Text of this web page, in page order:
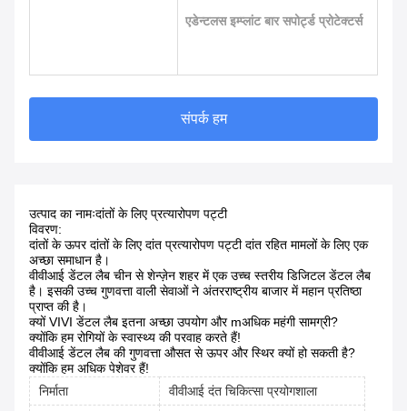
एडेन्टलस इम्प्लांट बार सपोर्ट्ड प्रोटेक्टर्स
संपर्क हम
उत्पाद का नामःदांतों के लिए प्रत्यारोपण पट्टी
विवरण:
दांतों के ऊपर दांतों के लिए दांत प्रत्यारोपण पट्टी दांत रहित मामलों के लिए एक
अच्छा समाधान है।
वीवीआई डेंटल लैब चीन से शेन्ज़ेन शहर में एक उच्च स्तरीय डिजिटल डेंटल लैब
है। इसकी उच्च गुणवत्ता वाली सेवाओं ने अंतरराष्ट्रीय बाजार में महान प्रतिष्ठा
प्राप्त की है।
क्यों VIVI डेंटल लैब इतना अच्छा उपयोग और mअधिक महंगी सामग्री?
क्योंकि हम रोगियों के स्वास्थ्य की परवाह करते हैं!
वीवीआई डेंटल लैब की गुणवत्ता औसत से ऊपर और स्थिर क्यों हो सकती है?
क्योंकि हम अधिक पेशेवर हैं!
निर्माता
वीवीआई दंत चिकित्सा प्रयोगशाला